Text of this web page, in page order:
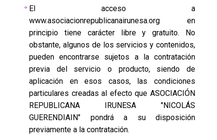
El acceso a
www.asociacionrepublicanairunesa.org en
principio tiene carácter libre y gratuito. No
obstante, algunos de los servicios y contenidos,
pueden encontrarse sujetos a la contratación
previa del servicio o producto, siendo de
aplicación en esos casos, las condiciones
particulares creadas al efecto que ASOCIACIÓN
REPUBLICANA IRUNESA "NICOLÁS
GUERENDIAIN" pondrá a su disposición
previamente a la contratación.